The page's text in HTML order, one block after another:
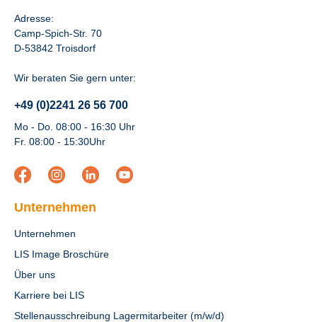
Adresse:
Camp-Spich-Str. 70
D-53842 Troisdorf
Wir beraten Sie gern unter:
+49 (0)2241 26 56 700
Mo - Do. 08:00 - 16:30 Uhr
Fr. 08:00 - 15:30Uhr
Unternehmen
Unternehmen
LIS Image Broschüre
Über uns
Karriere bei LIS
Stellenausschreibung Lagermitarbeiter (m/w/d)